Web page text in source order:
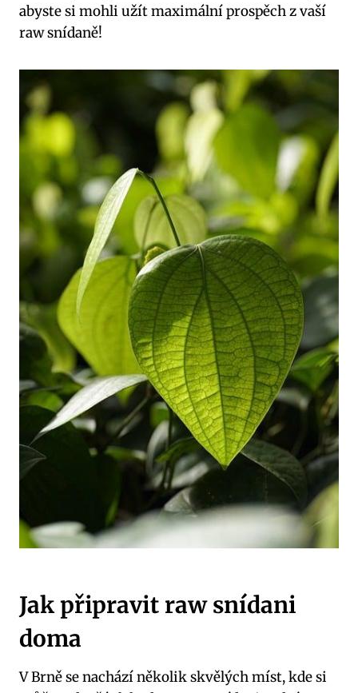
abyste si mohli užít maximální prospěch z vaší
raw snídaně!
Jak připravit raw snídani
doma
V Brně se nachází několik skvělých míst, kde si